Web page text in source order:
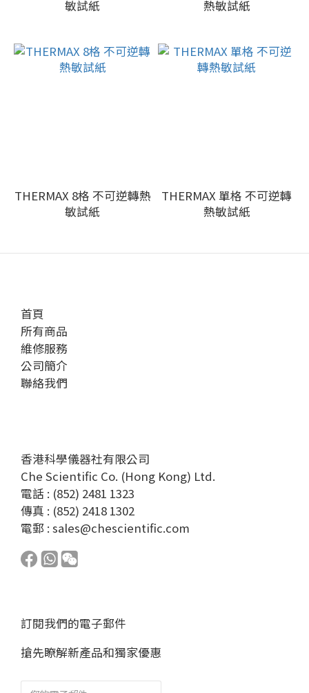
敏試紙
熱敏試紙
THERMAX 8格 不可逆轉熱
敏試紙
THERMAX 單格 不可逆轉
熱敏試紙
首頁
所有商品
維修服務
公司簡介
聯絡我們
香港科學儀器社有限公司
Che Scientific Co. (Hong Kong) Ltd.
電話 : (852) 2481 1323
傳真 : (852) 2418 1302
電郵 : sales@chescientific.com
訂閱我們的電子郵件
搶先瞭解新產品和獨家優惠